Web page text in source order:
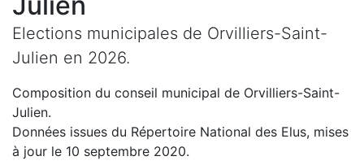
Elections municipales de Orvilliers-Saint-
Julien en 2026.
Composition du conseil municipal de Orvilliers-Saint-
Julien.
Données issues du Répertoire National des Elus, mises
à jour le 10 septembre 2020.